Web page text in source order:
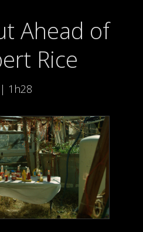
Ahead of
Rice
1h28